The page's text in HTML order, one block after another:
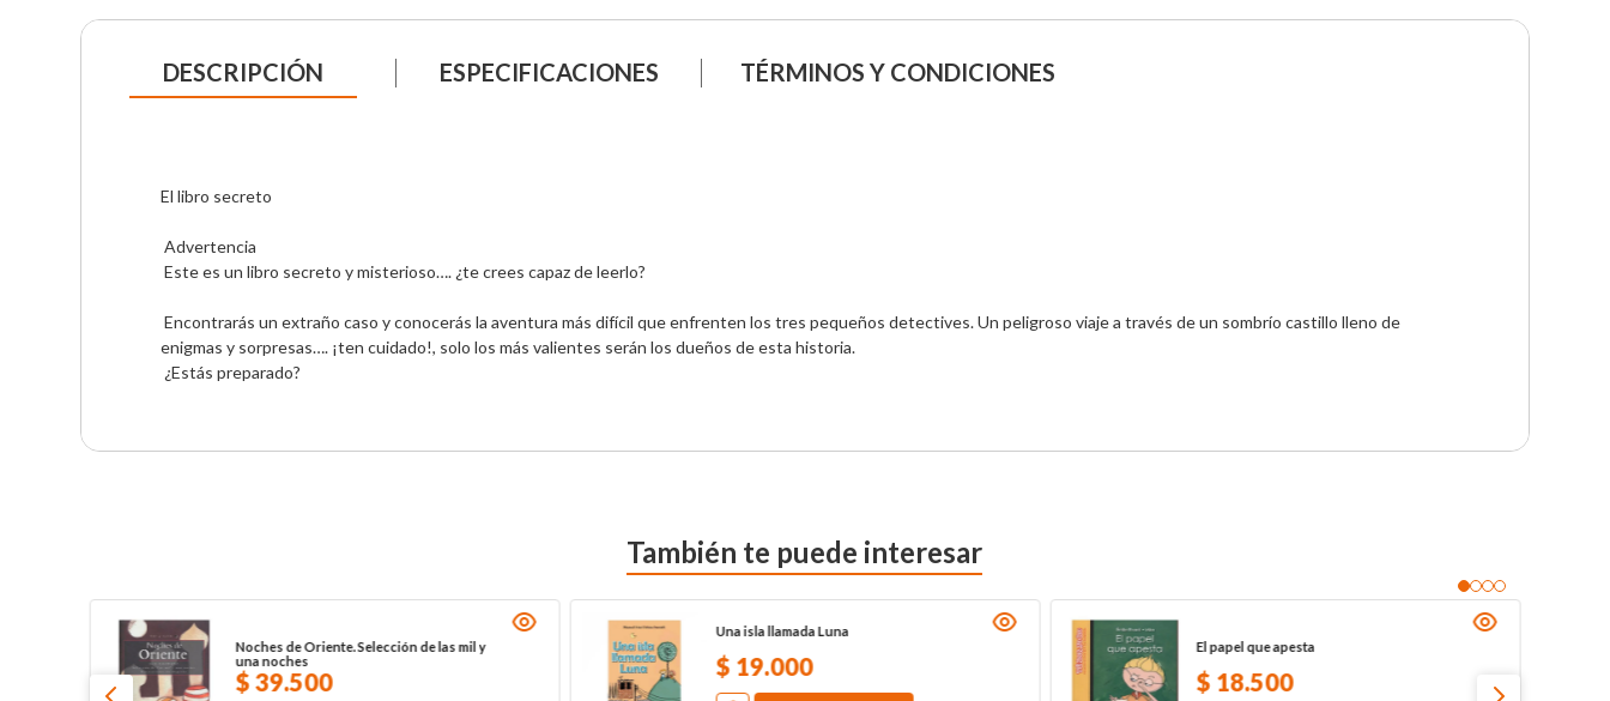
DESCRIPCIÓN ESPECIFICACIONES TÉRMINOS Y CONDICIONES
El libro secreto
Advertencia
Este es un libro secreto y misterioso…. ¿te crees capaz de leerlo?
Encontrarás un extraño caso y conocerás la aventura más difícil que enfrenten los tres pequeños detectives. Un peligroso viaje a través de un sombrío castillo lleno de
enigmas y sorpresas…. ¡ten cuidado!, solo los más valientes serán los dueños de esta historia.
¿Estás preparado?
También te puede interesar
Noches de Oriente. Selección de las mil y
una noches
$39.500
Una isla llamada Luna
$ 19.000
El papel que apesta
$ 18.500